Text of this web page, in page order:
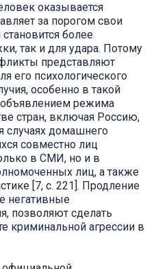
оказывается
за порогом свои
более
так и для удара. Потому
представляют
его психологического
особенно в такой
режима
стран, включая Россию,
случаях домашнего
совместно лиц
в СМИ, но и в
лиц, а также
[7, с. 221]. Продление
негативные
позволяют сделать
криминальной агрессии в